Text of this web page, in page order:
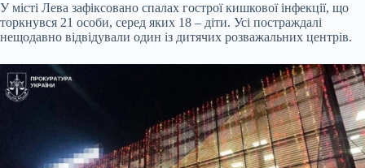
У місті Лева зафіксовано спалах гострої кишкової інфекції, що
торкнувся 21 особи, серед яких 18 – діти. Усі постраждалі
нещодавно відвідували один із дитячих розважальних центрів.